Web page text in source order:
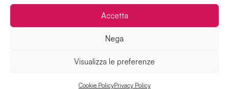
Accetta
Nega
Visualizza le preferenze
Cookie PolicyPrivacy Policy
Cookie Policy